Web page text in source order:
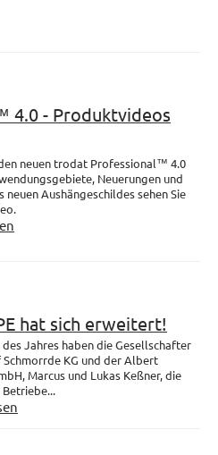
4.0 - Produktvideos
neuen trodat Professional™ 4.0
Neuerungen und
neuen Aushängeschildes sehen Sie
hat sich erweitert!
Jahres haben die Gesellschafter
KG und der Albert
Marcus und Lukas Keßner, die